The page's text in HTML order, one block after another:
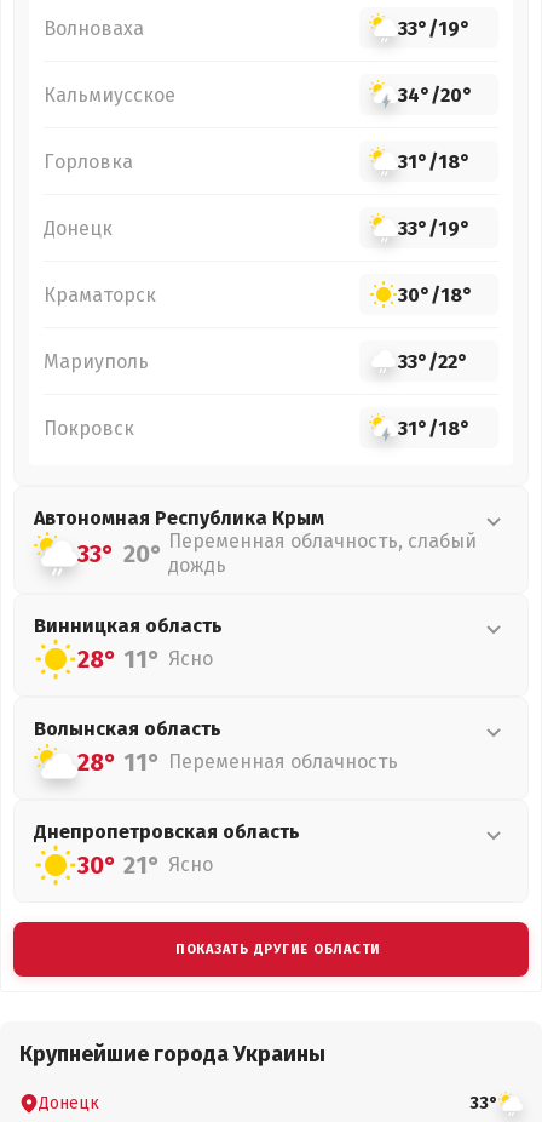
Волноваха 33°/19°
Кальмиусское 34°/20°
Горловка 31°/18°
Донецк 33°/19°
Краматорск 30°/18°
Мариуполь 33°/22°
Покровск 31°/18°
Автономная Республика Крым
33° 20° Переменная облачность, слабый
дождь
Винницкая область
28° 11° Ясно
Волынская область
28° 11° Переменная облачность
Днепропетровская область
30° 21° Ясно
ПОКАЗАТЬ ДРУГИЕ ОБЛАСТИ
Крупнейшие города Украины
Донецк 33°